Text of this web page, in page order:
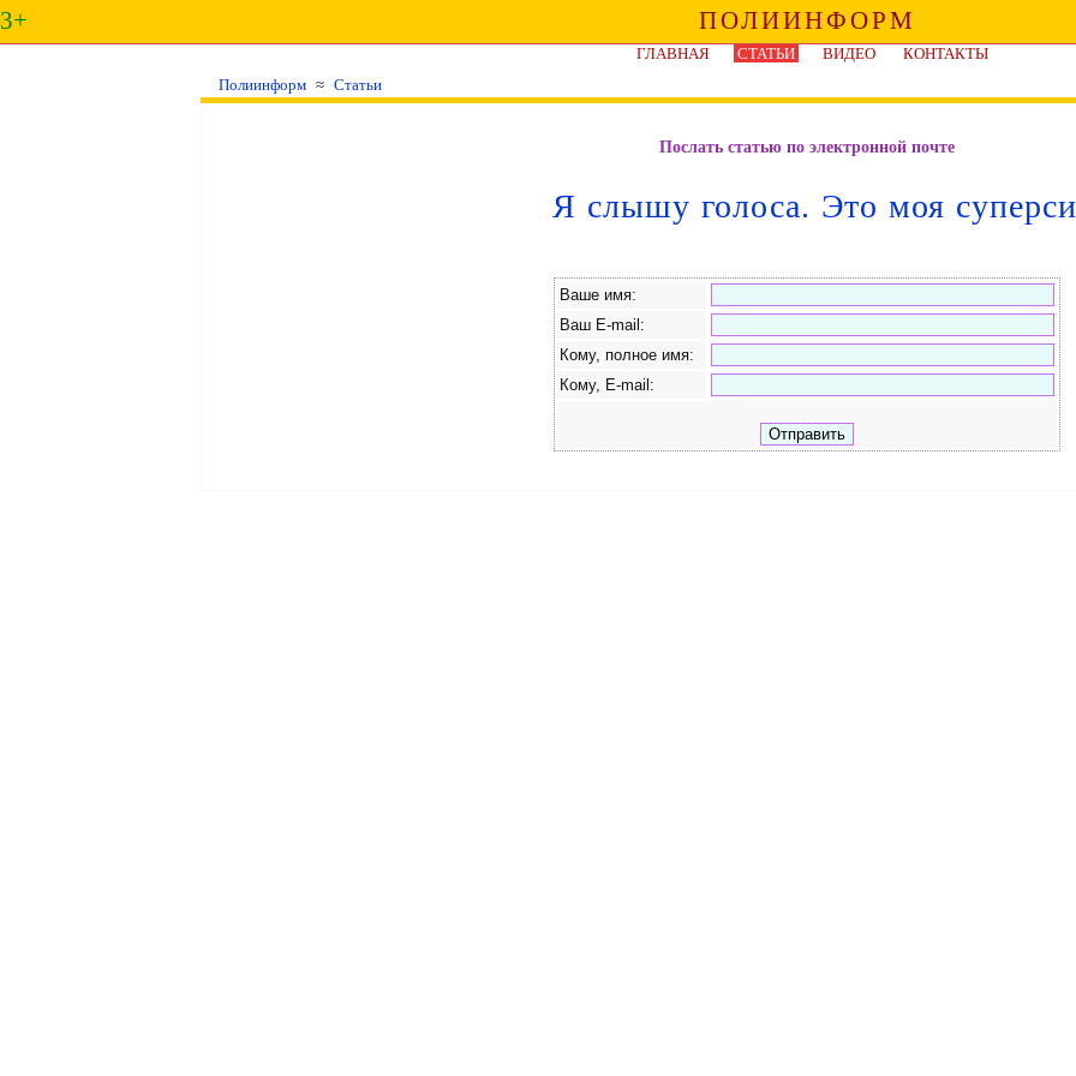
3+ ПОЛИИНФОРМ
ГЛАВНАЯ СТАТЬИ ВИДЕО
КОНТАКТЫ
Полиинформ ≈ Статьи
Послать статью по электронной почте
Я слышу голоса. Это моя
Ваше имя:
Ваш E-mail:
Кому, полное имя:
Кому, E-mail: